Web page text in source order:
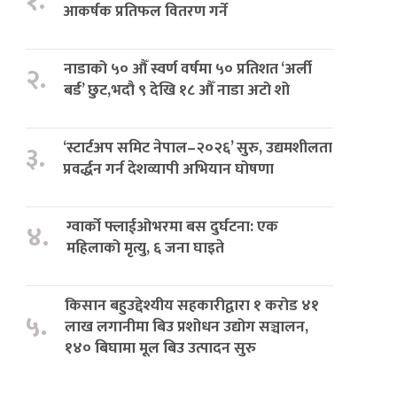
आकर्षक प्रतिफल वितरण गर्ने
२.
नाडाको ५० औँ स्वर्ण वर्षमा ५० प्रतिशत ‘अर्ली
बर्ड’ छुट,भदौ ९ देखि १८ औँ नाडा अटो शो
३.
‘स्टार्टअप समिट नेपाल–२०२६’ सुरु, उद्यमशीलता
प्रवर्द्धन गर्न देशव्यापी अभियान घोषणा
४.
ग्वार्को फ्लाईओभरमा बस दुर्घटना: एक
महिलाको मृत्यु, ६ जना घाइते
५.
किसान बहुउद्देश्यीय सहकारीद्वारा १ करोड ४१
लाख लगानीमा बिउ प्रशोधन उद्योग सञ्चालन,
१४० बिघामा मूल बिउ उत्पादन सुरु